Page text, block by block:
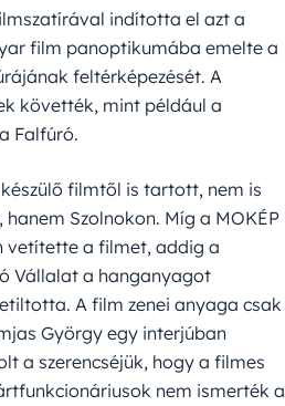
indította el azt a
film panoptikumába emelte a
feltérképezését. A
követték, mint például a
Falfúró.
filmtől is tartott, nem is
Szolnokon. Míg a MOKÉP
vetítette a filmet, addig a
Vállalat a hanganyagot
A film zenei anyaga csak
György egy interjúban
a szerencséjük, hogy a filmes
nem ismerték a